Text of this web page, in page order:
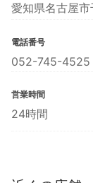
愛知県名古屋
電話番号
052-745-4525
営業時間
24時間